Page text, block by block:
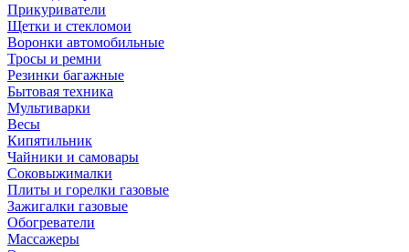
Прикуриватели
Щетки и стекломои
Воронки автомобильные
Тросы и ремни
Резинки багажные
Бытовая техника
Мультиварки
Весы
Кипятильник
Чайники и самовары
Соковыжималки
Плиты и горелки газовые
Зажигалки газовые
Обогреватели
Массажеры